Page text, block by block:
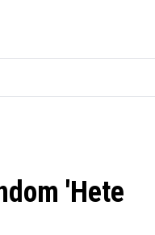
'Hete